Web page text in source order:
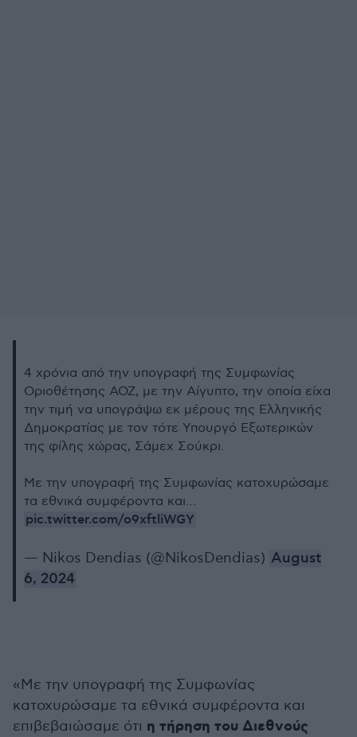
4 χρόνια από την υπογραφή της Συμφωνίας
Οριοθέτησης ΑΟΖ, με την Αίγυπτο, την οποία είχα
την τιμή να υπογράψω εκ μέρους της Ελληνικής
Δημοκρατίας με τον τότε Υπουργό Εξωτερικών
της φίλης χώρας, Σάμεχ Σούκρι.
Με την υπογραφή της Συμφωνίας κατοχυρώσαμε
τα εθνικά συμφέροντα και…
pic.twitter.com/o9xftliWGY
— Nikos Dendias (@NikosDendias) August
6, 2024
«Με την υπογραφή της Συμφωνίας
κατοχυρώσαμε τα εθνικά συμφέροντα και
επιβεβαιώσαμε ότι η τήρηση του Διεθνούς